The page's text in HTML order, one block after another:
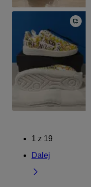
1 z 19
Dalej